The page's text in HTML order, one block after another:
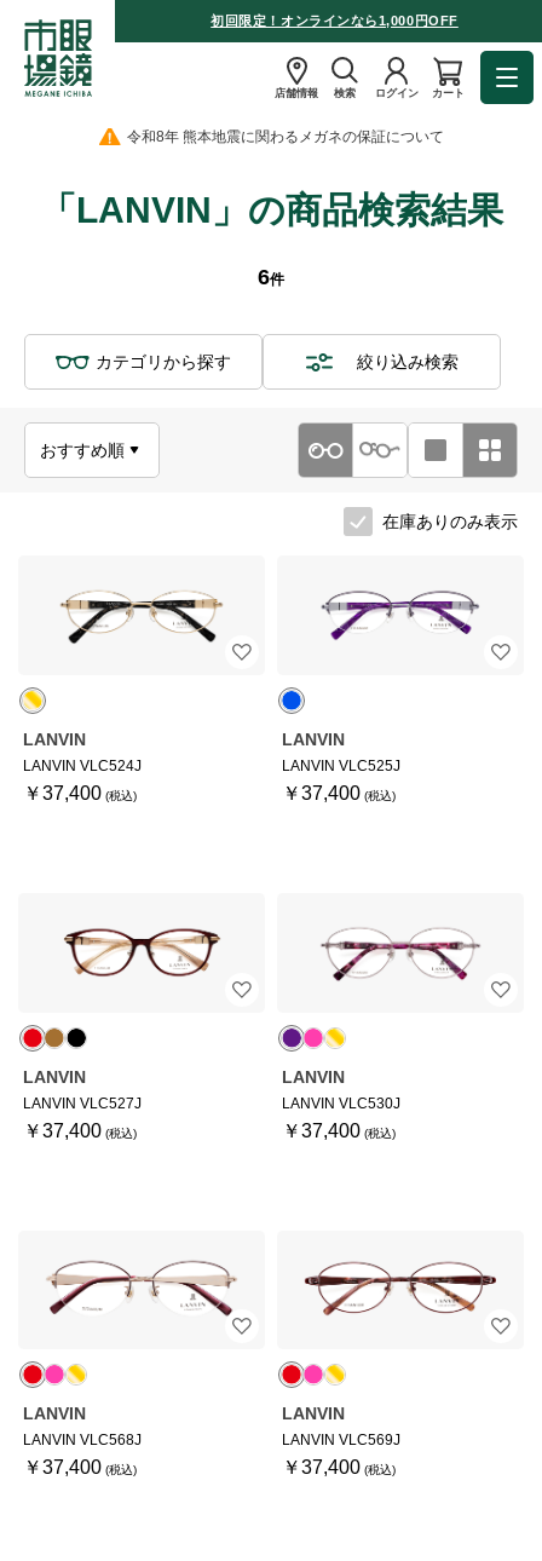
初回限定！オンラインなら1,000円OFF
店舗情報 検索 ログイン カート
令和8年 熊本地震に関わるメガネの保証について
「LANVIN」の商品検索結果
6件
カテゴリから探す 絞り込み検索
在庫ありのみ表示
LANVIN
LANVIN VLC524J
￥37,400
LANVIN
LANVIN VLC525J
￥37,400
LANVIN
LANVIN VLC527J
￥37,400
LANVIN
LANVIN VLC530J
￥37,400
LANVIN
LANVIN VLC568J
￥37,400
LANVIN
LANVIN VLC569J
￥37,400